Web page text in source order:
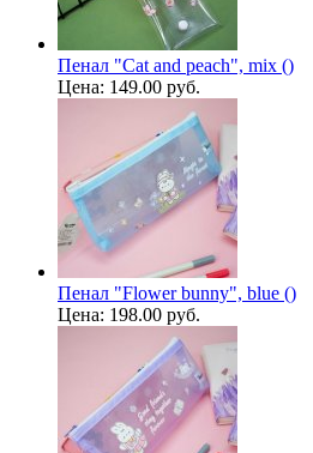
Пенал "Cat and peach", mix ()
Цена: 149.00 руб.
Пенал "Flower bunny", blue ()
Цена: 198.00 руб.